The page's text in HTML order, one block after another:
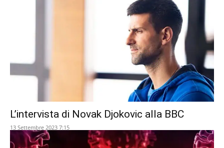
L’intervista di Novak Djokovic alla BBC
13 Settembre 2023 7:15